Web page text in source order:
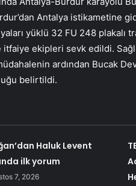
Antalya istikametine
yüklü 32 FU 248 plakalı
itfaiye ekipleri sevk edildi.
ardından Bucak
belirtildi.
Haluk Levent
ilk yorum
7, 2026